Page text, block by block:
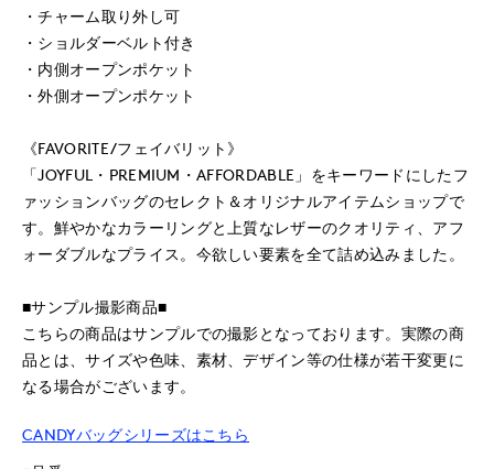
・チャーム取り外し可
・ショルダーベルト付き
・内側オープンポケット
・外側オープンポケット
《FAVORITE/フェイバリット》
「JOYFUL・PREMIUM・AFFORDABLE」をキーワードにしたフ
ァッションバッグのセレクト＆オリジナルアイテムショップで
す。鮮やかなカラーリングと上質なレザーのクオリティ、アフ
ォーダブルなプライス。今欲しい要素を全て詰め込みました。
■サンプル撮影商品■
こちらの商品はサンプルでの撮影となっております。実際の商
品とは、サイズや色味、素材、デザイン等の仕様が若干変更に
なる場合がございます。
CANDYバッグシリーズはこちら